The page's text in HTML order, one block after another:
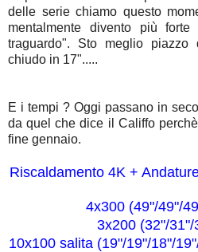
delle serie chiamo questo
mentalmente divento più
traguardo". Sto meglio
chiudo in 17".....
E i tempi ? Oggi passano in
da quel che dice il Califfo
fine gennaio.
Riscaldamento 4K +
4x300 (49"/49"/
3x200 (32"/31"/
10x100 salita (19"/19"/18"/